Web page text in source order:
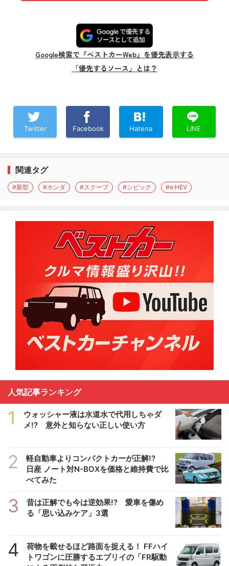
Google検索で『ベストカーWeb』を優先表示する
「優先するソース」とは？
Twitter Facebook Hatena LINE
関連タグ
#新型 #ホンダ #スクープ #シビック #e:HEV
人気記事ランキング
1
ウォッシャー液は水道水で代用しちゃダ
メ!? 意外と知らない正しい使い方
2
軽自動車よりコンパクトカーが正解!?
日産 ノート対N-BOXを価格と維持費で比
べてみた
3
昔は正解でも今は逆効果!? 愛車を傷め
る「思い込みケア」3選
4
荷物を載せるほど路面を捉える！ FFハイ
トワゴンに圧勝するエブリイの「FR駆動